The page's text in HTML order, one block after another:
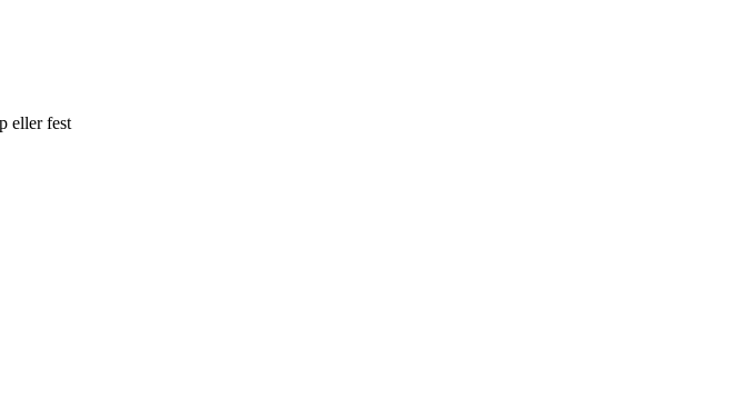
eller fest